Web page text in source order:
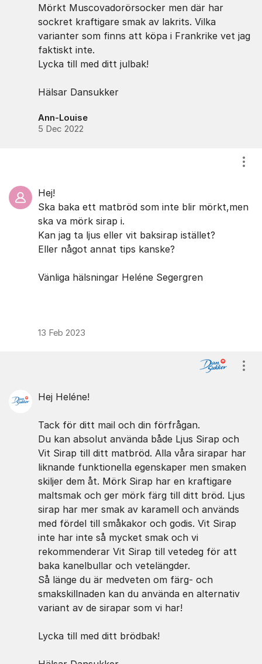
Mörkt Muscovadorörsocker men där har
sockret kraftigare smak av lakrits. Vilka
varianter som finns att köpa i Frankrike vet jag
faktiskt inte.
Lycka till med ditt julbak!
Hälsar Dansukker
Ann-Louise
5 Dec 2022
Hej!
Ska baka ett matbröd som inte blir mörkt,men
ska va mörk sirap i.
Kan jag ta ljus eller vit baksirap istället?
Eller något annat tips kanske?
Vänliga hälsningar Heléne Segergren
13 Feb 2023
Hej Heléne!
Tack för ditt mail och din förfrågan.
Du kan absolut använda både Ljus Sirap och
Vit Sirap till ditt matbröd. Alla våra sirapar har
liknande funktionella egenskaper men smaken
skiljer dem åt. Mörk Sirap har en kraftigare
maltsmak och ger mörk färg till ditt bröd. Ljus
sirap har mer smak av karamell och används
med fördel till småkakor och godis. Vit Sirap
inte har inte så mycket smak och vi
rekommenderar Vit Sirap till vetedeg för att
baka kanelbullar och vetelängder.
Så länge du är medveten om färg- och
smakskillnaden kan du använda en alternativ
variant av de sirapar som vi har!
Lycka till med ditt brödbak!